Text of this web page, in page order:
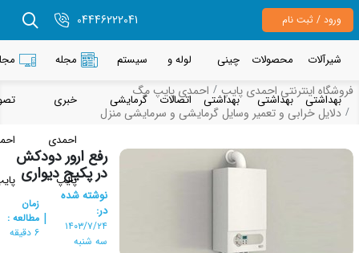
/ ثبت نام 04446222041
محصولات
بهداشتی
چینی
بهداشتی
لوله و
اتصالات
سیستم
گرمایشی
مجله
خبری
احمدی
پایپ
مجله
تصویری
احمدی
پایپ
اینترنتی احمدی پایپ
احمدی پایپ مگ
خرابی و تعمیر وسایل گرمایشی و سرمایشی منزل
رفع ارور دودکش
در پکیج دیواری
نوشته شده
۱۴۰۳/۷/۲۴
سه شنبه
|
مطالعه :